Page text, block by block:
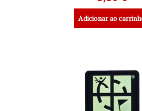
Adicionar ao